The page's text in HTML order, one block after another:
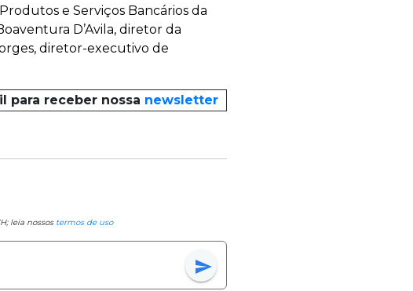
e Serviços Bancários da
D’Avila, diretor da
diretor-executivo de
para receber nossa newsletter
leia nossos termos de uso
send